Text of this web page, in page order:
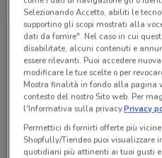
Selezionando Accetto, abiliti le
supportino gli scopi mostrati alla
dati da fornire". Nel caso in cui
disabilitate, alcuni contenuti e
essere rilevanti. Puoi accedere
modificare le tue scelte o per
Mostra finalità in fondo alla pagina
contesto del nostro Sito web. Per
l'Informativa sulla privacy.Privacy
Permettici di fornirti offerte più
Shopfully/Tiendeo puoi visualizzare
quotidiani più attinenti ai tuoi gusti